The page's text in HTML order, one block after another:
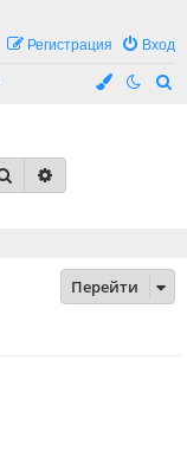
Вход
Регистрация
Поиск
Перейти